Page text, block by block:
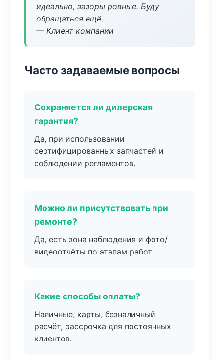
идеально, зазоры ровные. Буду
обращаться ещё.
— Клиент компании
Часто задаваемые вопросы
Сохраняется ли дилерская
гарантия?
Да, при использовании
сертифицированных запчастей и
соблюдении регламентов.
Можно ли присутствовать при
ремонте?
Да, есть зона наблюдения и фото/
видеоотчёты по этапам работ.
Какие способы оплаты?
Наличные, карты, безналичный
расчёт, рассрочка для постоянных
клиентов.